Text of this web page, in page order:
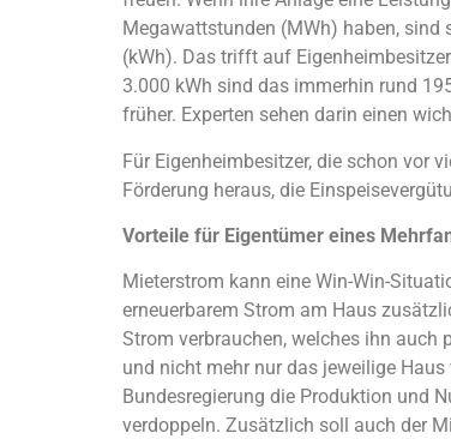
Megawattstunden (MWh) haben, sind
(kWh). Das trifft auf
3.000 kWh sind das immerhin rund
früher. Experten sehen darin einen
Für Eigenheimbesitzer, die schon vor
Förderung heraus, die
Vorteile für Eigentümer eines
Mieterstrom kann eine Win-Win-
erneuerbarem Strom am Haus
Strom verbrauchen, welches ihn auch
und nicht mehr nur das jeweilige
Bundesregierung die Produktion und
verdoppeln. Zusätzlich soll auch der